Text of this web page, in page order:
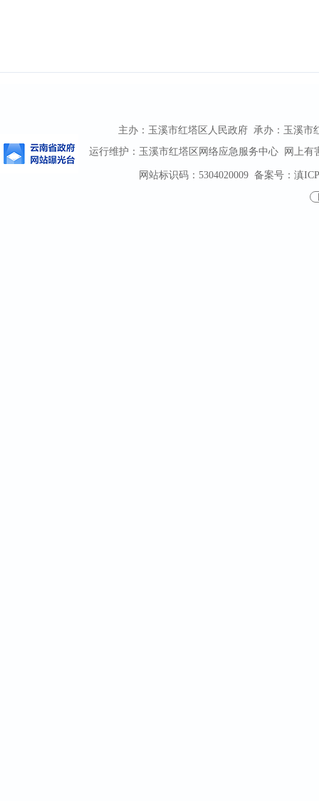
主办：玉溪市红塔区人民政府 承办：玉溪市
运行维护：玉溪市红塔区网络应急服务中心 网上有
网站标识码：5304020009备案号：滇